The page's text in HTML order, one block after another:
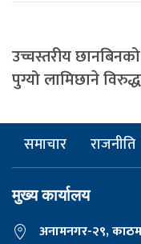
उच्चस्तरीय
पुग्यो लामिछाने
समाचार राजनीति
मुख्य कार्यालय
अनामनगर-२९,